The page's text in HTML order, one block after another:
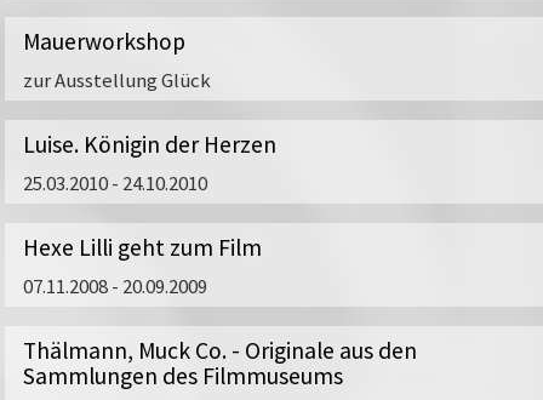
Als Prolog zur Sonderausstellung präsentierte die
FILM_PLAKATE" im Zeitraum 07.9.2023 - 22.10.2024
internationale Filmplakate sowie eine Fotogalerie, die die
Beide Ausstellungen werden von einem umfassenden
Filmreihebietet einen umfassenden Einblick in das
Bildmaterial zu "Voll das Leben!" findet sich im
Link zur Filmreihe
Mauerworkshop
zur Ausstellung Glück
Luise. Königin der Herzen
25.03.2010 - 24.10.2010
Hexe Lilli geht zum Film
07.11.2008 - 20.09.2009
Thälmann, Muck Co. - Originale aus den
Sammlungen des Filmmuseums